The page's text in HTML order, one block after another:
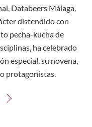
Databeers Málaga,
distendido con
pecha-kucha de
ha celebrado
especial, su novena,
protagonistas.